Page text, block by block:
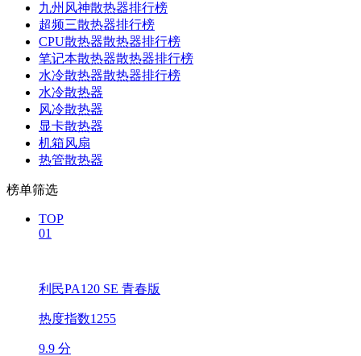
九州风神散热器排行榜
超频三散热器排行榜
CPU散热器散热器排行榜
笔记本散热器散热器排行榜
水冷散热器散热器排行榜
水冷散热器
风冷散热器
显卡散热器
机箱风扇
热管散热器
榜单筛选
TOP
01
利民PA120 SE 青春版
热度指数1255
9.9 分